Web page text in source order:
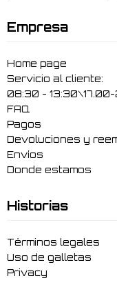
Empresa
Home page
Servicio al cliente:
08:30 -
FAQ
Pagos
Devoluciones y
Envíos
Donde estamos
Historias
Términos legales
Uso de galletas
Privacy